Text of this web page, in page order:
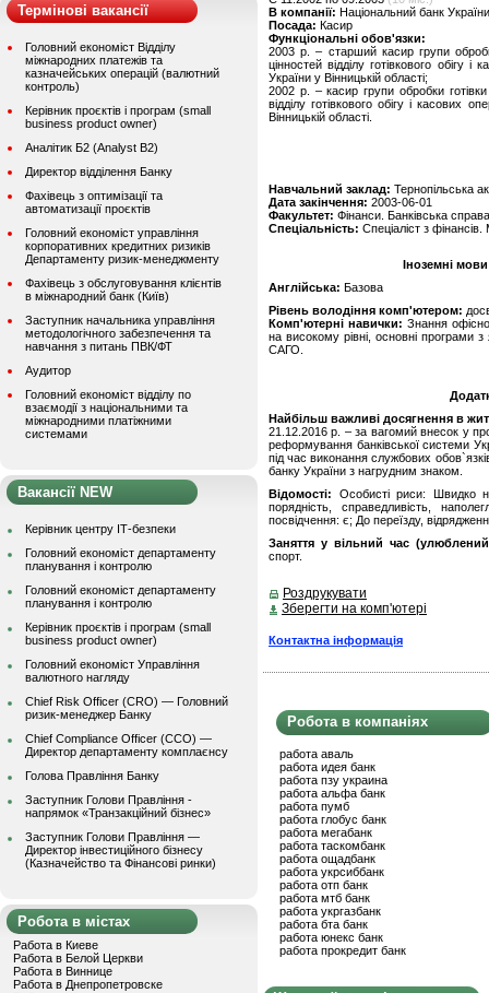
Термінові вакансії
Головний економіст Відділу
міжнародних платежів та
казначейських операцій (валютний
контроль)
Керівник проєктів і програм (small
business product owner)
Аналітик Б2 (Analyst B2)
Директор відділення Банку
Фахівець з оптимізації та
автоматизації проєктів
Головний економіст управління
корпоративних кредитних ризиків
Департаменту ризик-менеджменту
Фахівець з обслуговування клієнтів
в міжнародний банк (Київ)
Заступник начальника управління
методологічного забезпечення та
навчання з питань ПВК/ФТ
Аудитор
Головний економіст відділу по
взаємодії з національними та
міжнародними платіжними
системами
Вакансії NEW
Керівник центру ІТ-безпеки
Головний економіст департаменту
планування і контролю
Головний економіст департаменту
планування і контролю
Керівник проєктів і програм (small
business product owner)
Головний економіст Управління
валютного нагляду
Chief Risk Officer (CRO) — Головний
ризик-менеджер Банку
Chief Compliance Officer (CCO) —
Директор департаменту комплаєнсу
Голова Правління Банку
Заступник Голови Правління -
напрямок «Транзакційний бізнес»
Заступник Голови Правління —
Директор інвестиційного бізнесу
(Казначейство та Фінансові ринки)
Робота в містах
Работа в Киеве
Работа в Белой Церкви
Работа в Виннице
Работа в Днепропетровске
В компанії: Національний банк
Посада: Касир
Функціональні обов'язки:
2003 р. – старший касир групи
цінностей відділу готівкового обігу
України у Вінницькій області;
2002 р. – касир групи обробки готівки
відділу готівкового обігу і касових
Вінницькій області.
Навчальний заклад: Тернопільська
Дата закінчення: 2003-06-01
Факультет: Фінанси. Банківська справа
Спеціальність: Спеціаліст з фінансів.
Іноземні
Англійська: Базова
Рівень володіння комп'ютером:
Комп'ютерні навички: Знання
на високому рівні, основні
САГО.
Найбільш важливі досягнення в
21.12.2016 р. – за вагомий внесок у
реформування банківської системи
під час виконання службових
банку України з нагрудним знаком.
Відомості: Особисті риси: Швидко
порядність, справедливість,
посвідчення: є; До переїзду,
Заняття у вільний час
спорт.
Роздрукувати
Зберегти на комп'ютері
Контактна інформація
Робота в компаніях
работа аваль
работа идея банк
работа пзу украина
работа альфа банк
работа пумб
работа глобус банк
работа мегабанк
работа таскомбанк
работа ощадбанк
работа укрсиббанк
работа отп банк
работа мтб банк
работа укргазбанк
работа бта банк
работа юнекс банк
работа прокредит банк